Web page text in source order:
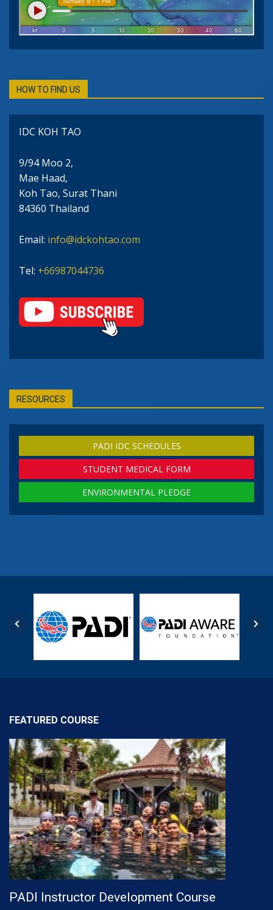
HOW TO FIND US
IDC KOH TAO
9/94 Moo 2,
Mae Haad,
Koh Tao, Surat Thani
84360 Thailand
Email: info@idckohtao.com
Tel: +66987044736
RESOURCES
PADI IDC SCHEDULES
STUDENT MEDICAL FORM
ENVIRONMENTAL PLEDGE
FEATURED COURSE
PADI Instructor Development Course